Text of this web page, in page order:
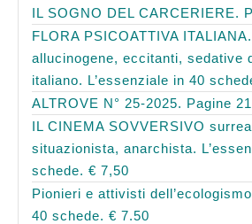
IL SOGNO DEL CARCERIERE.
FLORA PSICOATTIVA
allucinogene, eccitanti, sedative
italiano. L’essenziale in 40
ALTROVE N° 25-2025. Pagine
IL CINEMA SOVVERSIVO
situazionista, anarchista.
schede. € 7,50
Pionieri e attivisti
40 schede. € 7.50